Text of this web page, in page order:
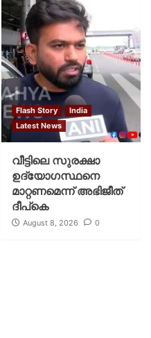
Flash Story
India
Latest News
വീട്ടിലെ സുരക്ഷാ
ഉദ്യോഗസ്ഥനെ
മാറ്റണമെന്ന് അഭിജീത്
ദീപ്‌കെ
August 8, 2026 0